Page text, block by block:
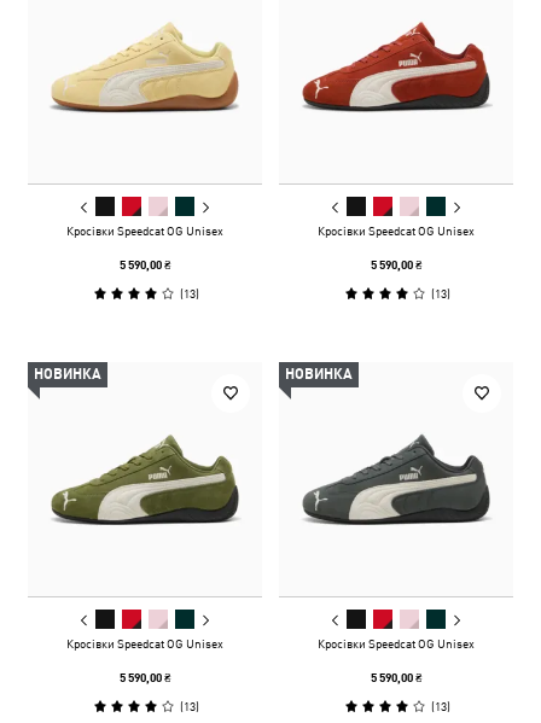
Кросівки Speedcat OG Unisex
5 590,00 ₴
(13)
Кросівки Speedcat OG Unisex
5 590,00 ₴
(13)
НОВИНКА
Кросівки Speedcat OG Unisex
5 590,00 ₴
(13)
НОВИНКА
Кросівки Speedcat OG Unisex
5 590,00 ₴
(13)